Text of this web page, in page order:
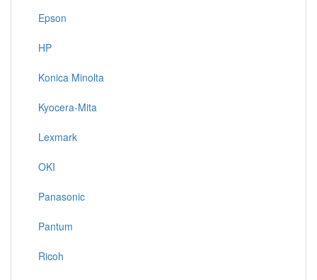
Epson
HP
Konica Minolta
Kyocera-Mita
Lexmark
OKI
Panasonic
Pantum
Ricoh